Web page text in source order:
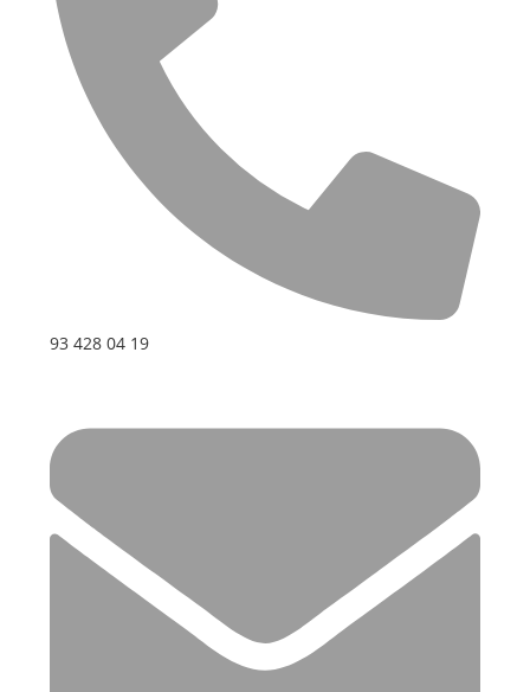
93 428 04 19